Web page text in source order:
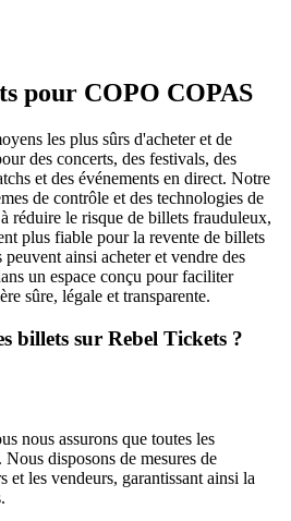
pour COPO COPAS
les plus sûrs d'acheter et de
des concerts, des festivals, des
et des événements en direct. Notre
de contrôle et des technologies de
réduire le risque de billets frauduleux,
plus fiable pour la revente de billets
ainsi acheter et vendre des
un espace conçu pour faciliter
sûre, légale et transparente.
billets sur Rebel Tickets ?
nous assurons que toutes les
Nous disposons de mesures de
et les vendeurs, garantissant ainsi la